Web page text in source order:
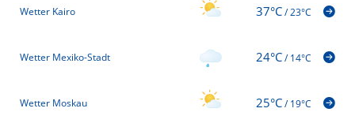
Wetter Kairo 37°C/23°C
Wetter Mexiko-Stadt 24°C/14°C
Wetter Moskau 25°C/19°C